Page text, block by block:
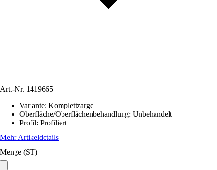
Art.-Nr. 1419665
Variante: Komplettzarge
Oberfläche/Oberflächenbehandlung: Unbehandelt
Profil: Profiliert
Mehr Artikeldetails
Menge (ST)